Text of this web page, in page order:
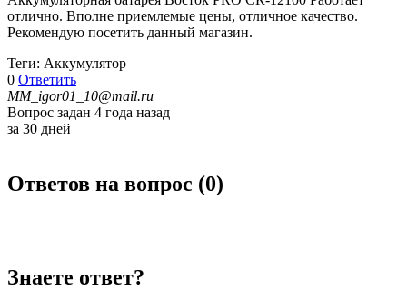
отлично. Вполне приемлемые цены, отличное качество.
Рекомендую посетить данный магазин.
Теги: Аккумулятор
0 Ответить
MM_igor01_10@mail.ru
Вопрос задан 4 года назад
за 30 дней
Ответов на вопрос (0)
Знаете ответ?